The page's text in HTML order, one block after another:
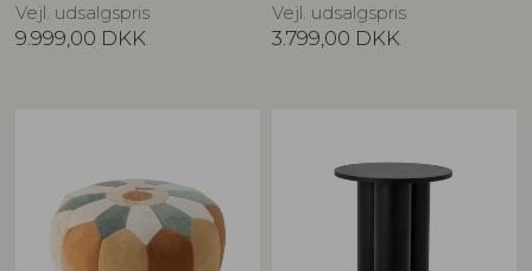
Vejl. udsalgspris
9.999,00 DKK
Vejl. udsalgspris
3.799,00 DKK